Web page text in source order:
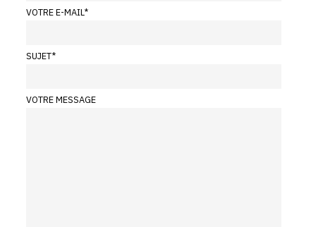
VOTRE E-MAIL*
SUJET*
VOTRE MESSAGE